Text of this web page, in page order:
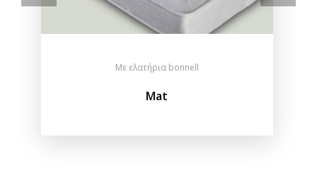
Με ελατήρια bonnell
Mat